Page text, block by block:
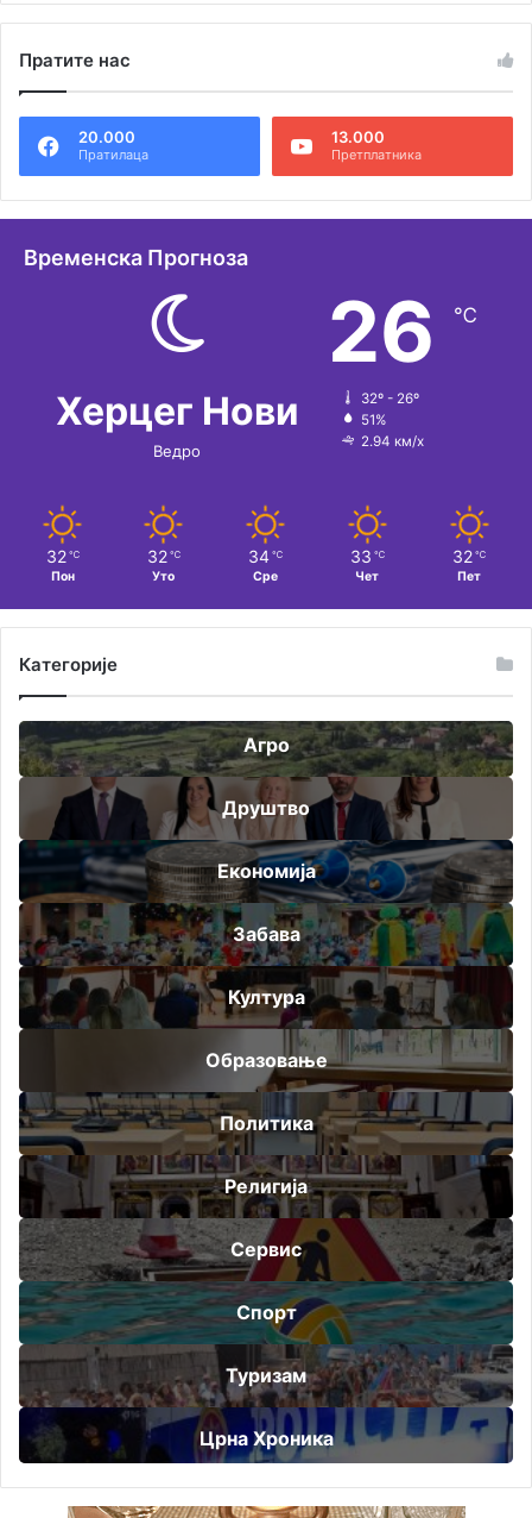
Пратите нас
20.000
Пратилаца
13.000
Претплатника
Временска Прогноза
Херцег Нови
Ведро
26 ℃
32º - 26º
51%
2.94 км/х
32 ℃
Пон
32 ℃
Уто
34 ℃
Сре
33 ℃
Чет
32 ℃
Пет
Категорије
Агро
Друштво
Економија
Забава
Култура
Образовање
Политика
Религија
Сервис
Спорт
Туризам
Црна Хроника